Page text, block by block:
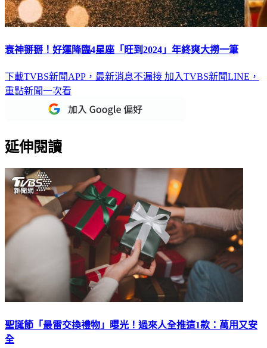
衰神掰掰！好運降臨4星座「旺到2024」年終爽大撈一筆
下載TVBS新聞APP，最新消息不漏接 加入TVBS新聞LINE，
重點新聞一次看
延伸閱讀
聖誕節「最雷交換禮物」曝光！過來人全推這1款：萬用又安
全